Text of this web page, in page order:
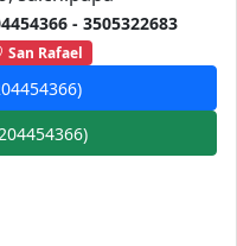
- 3505322683
San Rafael